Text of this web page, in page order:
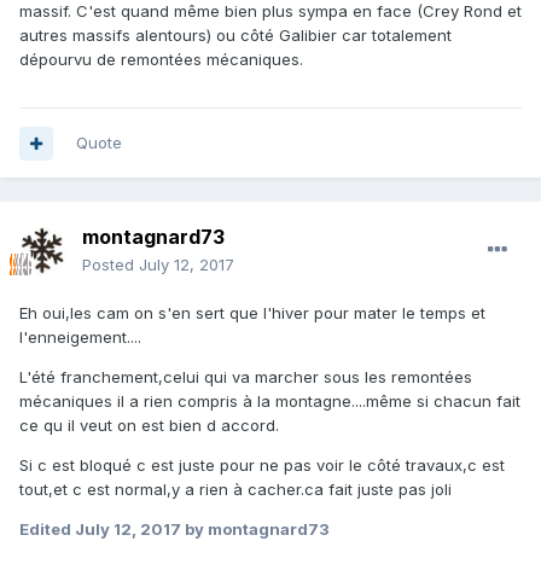
massif. C'est quand même bien plus sympa en face (Crey Rond et
autres massifs alentours) ou côté Galibier car totalement
dépourvu de remontées mécaniques.
Quote
montagnard73
Posted July 12, 2017
Eh oui,les cam on s'en sert que l'hiver pour mater le temps et
l'enneigement....
L'été franchement,celui qui va marcher sous les remontées
mécaniques il a rien compris à la montagne....même si chacun fait
ce qu il veut on est bien d accord.
Si c est bloqué c est juste pour ne pas voir le côté travaux,c est
tout,et c est normal,y a rien à cacher.ca fait juste pas joli
Edited July 12, 2017 by montagnard73